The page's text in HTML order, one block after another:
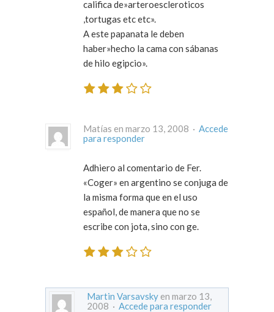
califica de»arteroescleroticos
,tortugas etc etc».
A este papanata le deben
haber»hecho la cama con sábanas
de hilo egipcio».
Matías en marzo 13, 2008 · Accede
para responder
Adhiero al comentario de Fer.
«Coger» en argentino se conjuga de
la misma forma que en el uso
español, de manera que no se
escribe con jota, sino con ge.
Martin Varsavsky en marzo 13,
2008 · Accede para responder